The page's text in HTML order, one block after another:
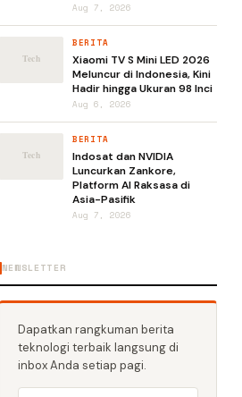
Aug 7, 2026
BERITA
Xiaomi TV S Mini LED 2026
Meluncur di Indonesia, Kini
Hadir hingga Ukuran 98 Inci
Aug 6, 2026
BERITA
Indosat dan NVIDIA
Luncurkan Zankore,
Platform AI Raksasa di
Asia-Pasifik
Aug 7, 2026
NEWSLETTER
Dapatkan rangkuman berita
teknologi terbaik langsung di
inbox Anda setiap pagi.